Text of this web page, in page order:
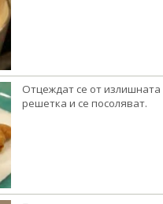
Отцеждат се от
решетка и се посоляват.